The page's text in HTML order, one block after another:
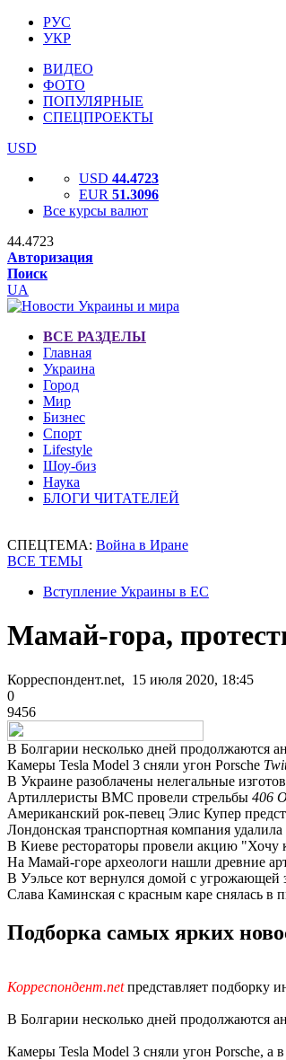
РУС
УКР
ВИДЕО
ФОТО
ПОПУЛЯРНЫЕ
СПЕЦПРОЕКТЫ
USD
USD 44.4723
EUR 51.3096
Все курсы валют
44.4723
Авторизация
Поиск
UA
ВСЕ РАЗДЕЛЫ
Главная
Украина
Город
Мир
Бизнес
Спорт
Lifestyle
Шоу-биз
Наука
БЛОГИ ЧИТАТЕЛЕЙ
СПЕЦТЕМА: Война в Иране
ВСЕ ТЕМЫ
Вступление Украины в ЕС
Мамай-гора,
Корреспондент.net, 15 июля 2020, 18:45
0
9456
В Болгарии несколько дней продолжаются
Камеры Tesla Model 3 сняли угон Porsche
В Украине разоблачены нелегальные
Артиллеристы ВМС провели стрельбы 406
Американский рок-певец Элис Купер
Лондонская транспортная компания
В Киеве рестораторы провели акцию "Хочу
На Мамай-горе археологи нашли древние
В Уэльсе кот вернулся домой с угрожающей
Слава Каминская с красным каре снялась в
Подборка самых ярких
Корреспондент.netпредставляет подборку
В Болгарии несколько дней продолжаются
Камеры Tesla Model 3 сняли угон Porsche, а